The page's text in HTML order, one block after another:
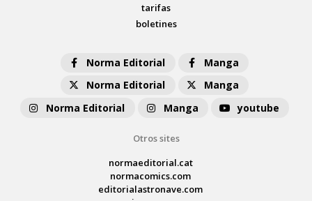
tarifas
boletines
Norma Editorial
Manga
Norma Editorial
Manga
Norma Editorial
Manga youtube
Otros sites
normaeditorial.cat
normacomics.com
editorialastronave.com